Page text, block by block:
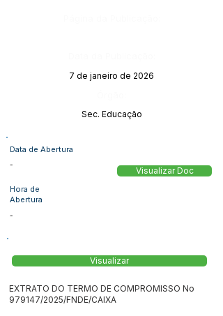
7 de janeiro de 2026
Sec. Educação
Data de Abertura
-
Visualizar Doc
Hora de
Abertura
-
Visualizar
EXTRATO DO TERMO DE COMPROMISSO No
979147/2025/FNDE/CAIXA